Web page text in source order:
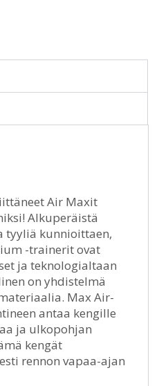
Air Maxit
Alkuperäistä
tyyliä kunnioittaen,
-trainerit ovat
ja teknologialtaan
on yhdistelmä
Max Air-
antaa kengille
ja ulkopohjan
kengät
rennon vapaa-ajan